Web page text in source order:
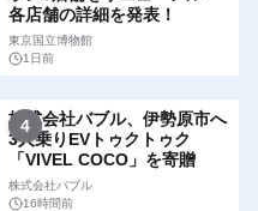
各店舗の詳細を発表！
東京国立博物館
1日前
4
株式会社バブル、伊勢原市へ
3人乗りEVトゥクトゥク
「VIVEL COCO」を寄贈
株式会社バブル
16時間前